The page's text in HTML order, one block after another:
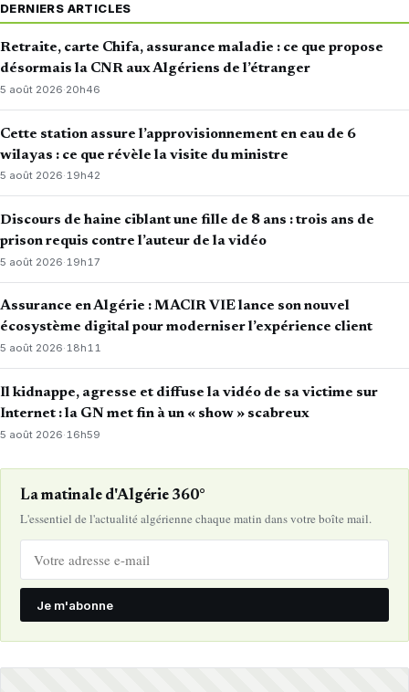
DERNIERS ARTICLES
Retraite, carte Chifa, assurance maladie : ce que propose
désormais la CNR aux Algériens de l’étranger
5 août 2026·20h46
Cette station assure l’approvisionnement en eau de 6
wilayas : ce que révèle la visite du ministre
5 août 2026·19h42
Discours de haine ciblant une fille de 8 ans : trois ans de
prison requis contre l’auteur de la vidéo
5 août 2026· 19h17
Assurance en Algérie : MACIR VIE lance son nouvel
écosystème digital pour moderniser l’expérience client
5 août 2026·18h11
Il kidnappe, agresse et diffuse la vidéo de sa victime sur
Internet : la GN met fin à un « show » scabreux
5 août 2026· 16h59
La matinale d'Algérie 360°
L'essentiel de l'actualité algérienne chaque matin dans votre boîte mail.
Je m'abonne